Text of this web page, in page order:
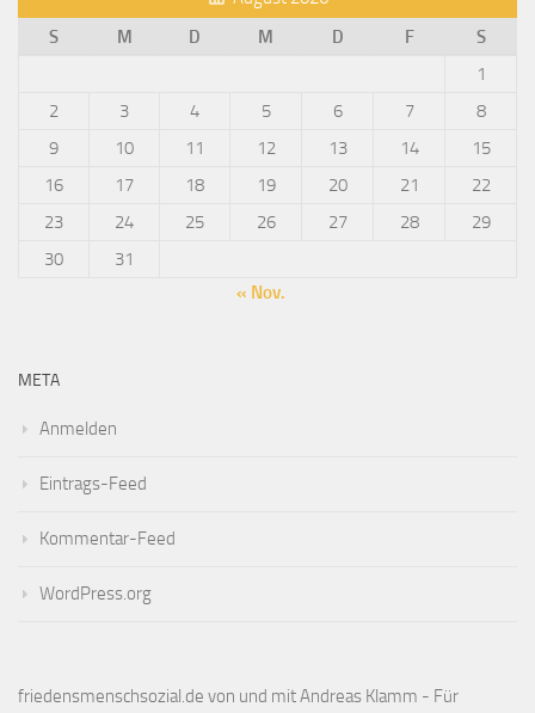
S
M D M D F
S
1
2
3 4 5 6 7
8
9
10 11 12 13 14
15
16
17 18 19 20 21
22
23
24 25 26 27 28
29
30
31
« Nov.
META
Anmelden
Eintrags-Feed
Kommentar-Feed
WordPress.org
friedensmenschsozial.de von und mit Andreas Klamm - Für